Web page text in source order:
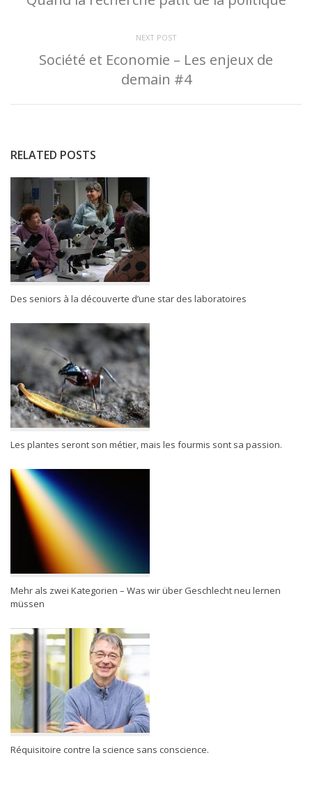
NEXT POST
Société et Economie – Les enjeux de
demain #4
RELATED POSTS
Des seniors à la découverte d’une star des laboratoires
Les plantes seront son métier, mais les fourmis sont sa passion.
Mehr als zwei Kategorien – Was wir über Geschlecht neu lernen
müssen
Réquisitoire contre la science sans conscience.